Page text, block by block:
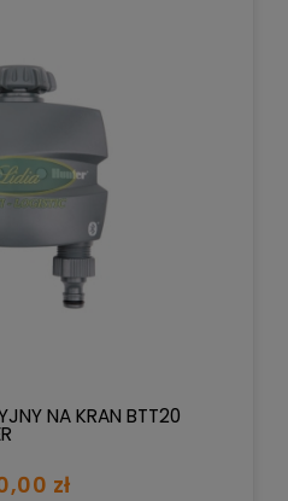
NA KRAN BTT20
zł